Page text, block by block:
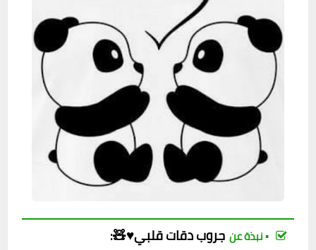
▪︎ نبذة عن جروبدقات قلبي♥️🧸: